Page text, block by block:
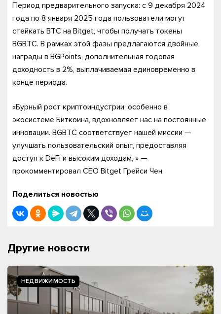
Период предварительного запуска: с 9 декабря 2024
года по 8 января 2025 года пользователи могут
стейкать BTC на Bitget, чтобы получать токены
BGBTC. В рамках этой фазы предлагаются двойные
награды в BGPoints, дополнительная годовая
доходность в 2%, выплачиваемая единовременно в
конце периода.
«Бурный рост криптоиндустрии, особенно в
экосистеме Биткоина, вдохновляет нас на постоянные
инновации. BGBTC соответствует нашей миссии —
улучшать пользовательский опыт, предоставляя
доступ к DeFi и высоким доходам, » —
прокомментировал CEO Bitget Грейси Чен.
Поделиться новостью
Другие новости
НЕДВИЖИМОСТЬ